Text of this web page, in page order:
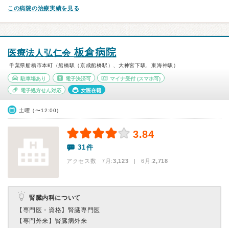
この病院の治療実績を見る
医療法人弘仁会板倉病院
千葉県船橋市本町（船橋駅（京成船橋駅）、大神宮下駅、東海神駅）
駐車場あり 電子決済可 マイナ受付 (スマホ可)
電子処方せん対応 女医在籍
土曜（〜12:00）
3.84
31件
アクセス数 7月:3,123 | 6月:2,718
腎臓内科について
【専門医・資格】 腎臓専門医
【専門外来】 腎臓病外来